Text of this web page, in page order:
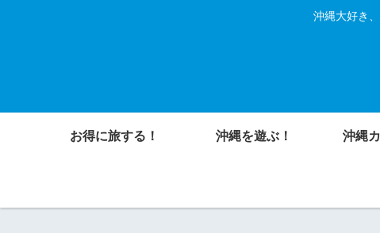
沖縄大好き
お得に旅する！ 沖縄を遊ぶ！ 沖縄